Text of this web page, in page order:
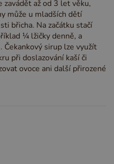
až od 3 let věku,
může u mladších dětí
břicha. Na začátku stačí
¼ lžičky denně, a
sirup lze využít
při doslazování kaší či
ovoce ani další přirozené